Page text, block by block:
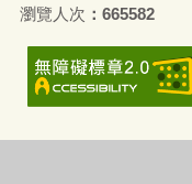
瀏覽人次
665582